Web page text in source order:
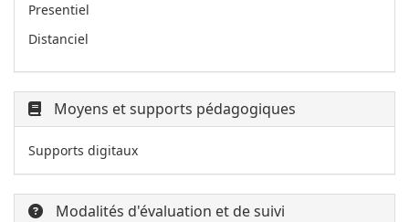
Presentiel
Distanciel
Moyens et supports pédagogiques
Supports digitaux
Modalités d'évaluation et de suivi